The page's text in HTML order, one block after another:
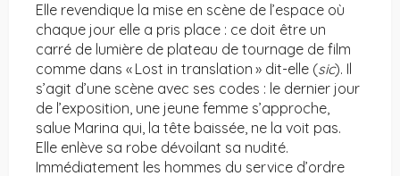
Elle revendique la mise en scène de l’espace où
chaque jour elle a pris place : ce doit être un
carré de lumière de plateau de tournage de film
comme dans « Lost in translation » dit-elle (sic). Il
s’agit d’une scène avec ses codes : le dernier jour
de l’exposition, une jeune femme s’approche,
salue Marina qui, la tête baissée, ne la voit pas.
Elle enlève sa robe dévoilant sa nudité.
Immédiatement les hommes du service d’ordre